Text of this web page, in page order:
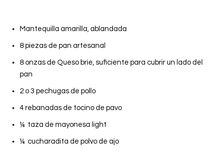
Mantequilla amarilla, ablandada
8 piezas de pan artesanal
8 onzas de Queso brie, suficiente para cubrir un lado del
pan
2 o 3 pechugas de pollo
4 rebanadas de tocino de pavo
¼ taza de mayonesa light
¼ cucharadita de polvo de ajo